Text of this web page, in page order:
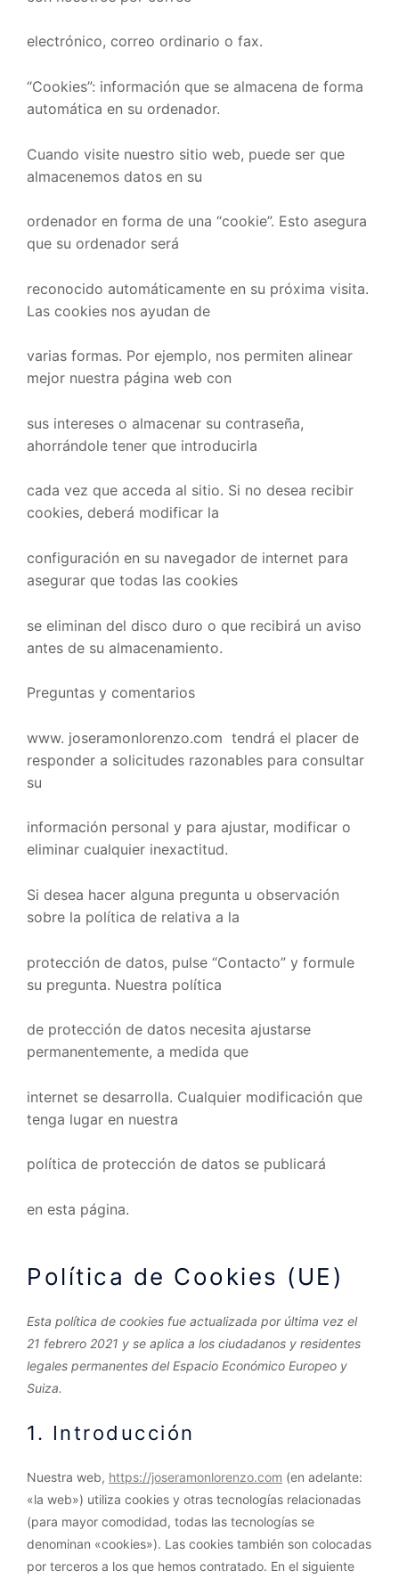
electrónico, correo ordinario o fax.
“Cookies”: información que se almacena de forma
automática en su ordenador.
Cuando visite nuestro sitio web, puede ser que
almacenemos datos en su
ordenador en forma de una “cookie”. Esto asegura
que su ordenador será
reconocido automáticamente en su próxima visita.
Las cookies nos ayudan de
varias formas. Por ejemplo, nos permiten alinear
mejor nuestra página web con
sus intereses o almacenar su contraseña,
ahorrándole tener que introducirla
cada vez que acceda al sitio. Si no desea recibir
cookies, deberá modificar la
configuración en su navegador de internet para
asegurar que todas las cookies
se eliminan del disco duro o que recibirá un aviso
antes de su almacenamiento.
Preguntas y comentarios
www. joseramonlorenzo.com tendrá el placer de
responder a solicitudes razonables para consultar
su
información personal y para ajustar, modificar o
eliminar cualquier inexactitud.
Si desea hacer alguna pregunta u observación
sobre la política de relativa a la
protección de datos, pulse “Contacto” y formule
su pregunta. Nuestra política
de protección de datos necesita ajustarse
permanentemente, a medida que
internet se desarrolla. Cualquier modificación que
tenga lugar en nuestra
política de protección de datos se publicará
en esta página.
Política de Cookies (UE)
Esta política de cookies fue actualizada por última vez el
21 febrero 2021 y se aplica a los ciudadanos y residentes
legales permanentes del Espacio Económico Europeo y
Suiza.
1. Introducción
Nuestra web, https://joseramonlorenzo.com (en adelante:
«la web») utiliza cookies y otras tecnologías relacionadas
(para mayor comodidad, todas las tecnologías se
denominan «cookies»). Las cookies también son colocadas
por terceros a los que hemos contratado. En el siguiente
Consent
to
service
Consent
to
service
Consent
to
service
Consent
to
service
Consent
to
service
Consent
to
service